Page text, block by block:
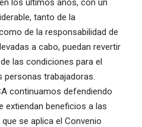
tanto de la
de la responsabilidad de
a cabo, puedan revertir
las condiciones para el
personas trabajadoras.
continuamos defendiendo
extiendan beneficios a las
se aplica el Convenio